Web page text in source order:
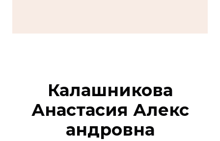
Калашникова
Анастасия Алекс
андровна